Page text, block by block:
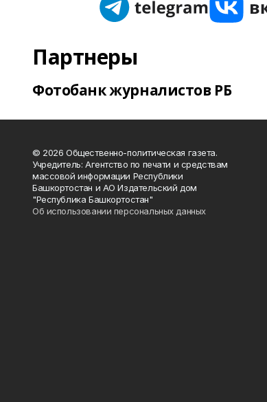
Партнеры
Фотобанк журналистов РБ
© 2026 Общественно-политическая газета.
Учредитель: Агентство по печати и средствам
массовой информации Республики
Башкортостан и АО Издательский дом
"Республика Башкортостан"
Об использовании персональных данных